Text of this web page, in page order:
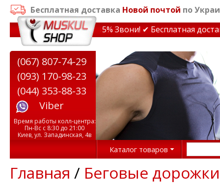
Бесплатная доставка Новой почтой по
на тренажеры до 15% Звони! ✔ Бесплатная
(067) 807-74-29
(093) 170-98-23
(044) 353-88-33
Viber
Время работы колл-центра:
Пн-Вс с 8:30 до 21:00
Киев, ул. Западинская, 4в
Каталог товаров
Главная / Беговые дорожки